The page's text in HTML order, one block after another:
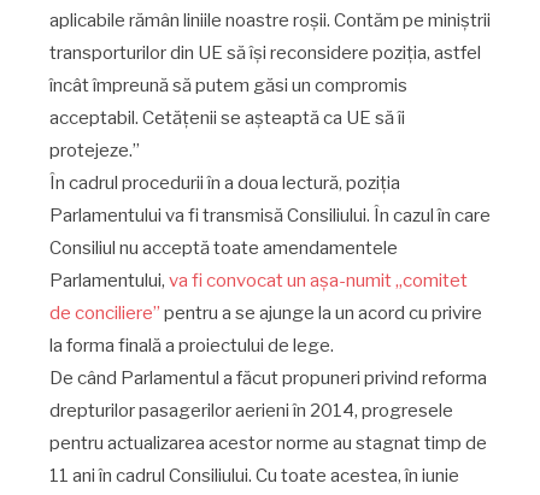
aplicabile rămân liniile noastre roșii. Contăm pe miniștrii
transporturilor din UE să își reconsidere poziția, astfel
încât împreună să putem găsi un compromis
acceptabil. Cetățenii se așteaptă ca UE să îi
protejeze.”
În cadrul procedurii în a doua lectură, poziția
Parlamentului va fi transmisă Consiliului. În cazul în care
Consiliul nu acceptă toate amendamentele
Parlamentului, va fi convocat un așa-numit „comitet
de conciliere” pentru a se ajunge la un acord cu privire
la forma finală a proiectului de lege.
De când Parlamentul a făcut propuneri privind reforma
drepturilor pasagerilor aerieni în 2014, progresele
pentru actualizarea acestor norme au stagnat timp de
11 ani în cadrul Consiliului. Cu toate acestea, în iunie